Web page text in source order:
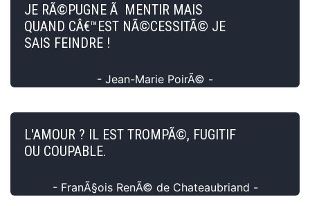
JE RÃ©PUGNE Ã MENTIR MAIS
QUAND CÂ€™EST NÃ©CESSITÃ© JE
SAIS FEINDRE !
- Jean-Marie PoirÃ© -
L'AMOUR ? IL EST TROMPÃ©, FUGITIF
OU COUPABLE.
- FranÃ§ois RenÃ© de Chateaubriand -